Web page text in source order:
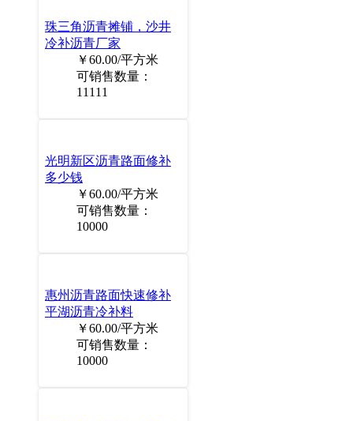
珠三角沥青摊铺，沙井
冷补沥青厂家
￥60.00/平方米
可销售数量：
11111
光明新区沥青路面修补
多少钱
￥60.00/平方米
可销售数量：
10000
惠州沥青路面快速修补
平湖沥青冷补料
￥60.00/平方米
可销售数量：
10000